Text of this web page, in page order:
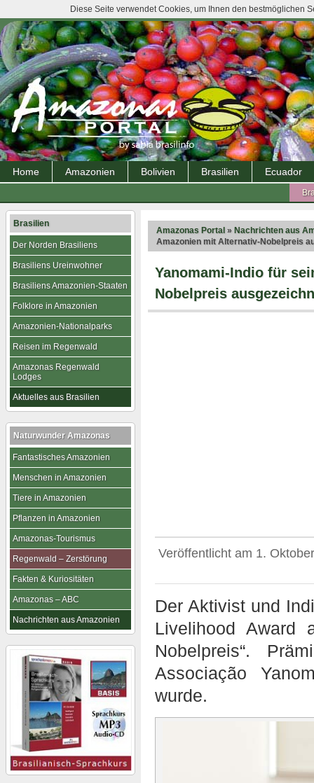
Home Amazonien Bolivien Brasilien Ecuador
Amazonas Portal » Nachrichten aus
Amazonien mit Alternativ-Nobelpreis
Yanomami-Indio für
Nobelpreis
Veröffentlicht am 1.
Der Aktivist und
Livelihood Award
Nobelpreis“.
Associação
wurde.
Brasilien
Der Norden Brasiliens
Brasiliens Ureinwohner
Brasiliens Amazonien-Staaten
Folklore in Amazonien
Amazonien-Nationalparks
Reisen im Regenwald
Amazonas Regenwald
Lodges
Aktuelles aus Brasilien
Naturwunder Amazonas
Fantastisches Amazonien
Menschen in Amazonien
Tiere in Amazonien
Pflanzen in Amazonien
Amazonas-Tourismus
Regenwald – Zerstörung
Fakten & Kuriositäten
Amazonas – ABC
Nachrichten aus Amazonien
Diese Seite verwendet Cookies, um Ihnen den bestmöglichen